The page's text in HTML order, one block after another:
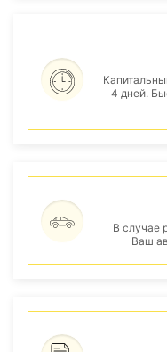
4 дней.
В случае
Ваш